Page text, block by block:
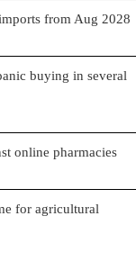
from Aug 2028
buying in several
online pharmacies
for agricultural